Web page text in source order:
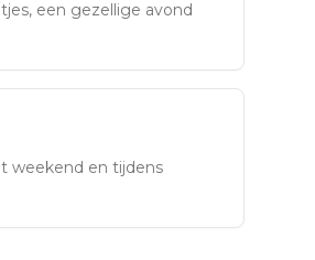
een gezellige avond
weekend en tijdens